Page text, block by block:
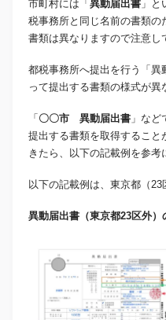
市町村には「 異動届出書 」
税事務所と同じ名前の書類の
書類は異なりますので注意し
都税事務所へ提出を行う「異
って提出する書類の様式が異
「 〇〇市 異動届出書 」な
提出する書類を取得するこ
きたら、以下の記載例を参考
以下の記載例は、東京都（23
異動届出書（東京都23区外）